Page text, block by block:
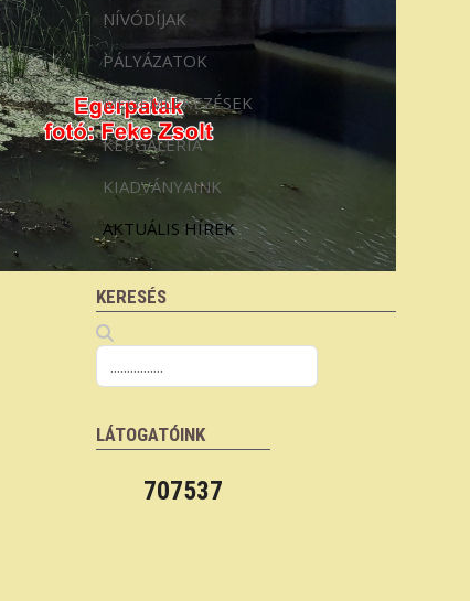
NÍVÓDÍJAK
PÁLYÁZATOK
MEGEMLÉKEZÉSEK
KÉPGALÉRIA
KIADVÁNYAINK
AKTUÁLIS HÍREK
KERESÉS
LÁTOGATÓINK
707537